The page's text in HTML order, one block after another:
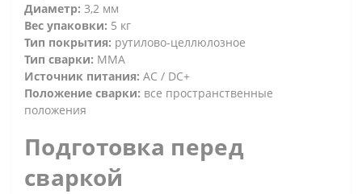
Диаметр: 3,2 мм
Вес упаковки: 5 кг
Тип покрытия: рутилово-целлюлозное
Тип сварки: MMA
Источник питания: AC / DC+
Положение сварки: все пространственные
положения
Подготовка перед
сваркой